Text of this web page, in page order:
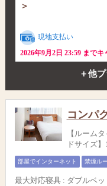
＞
現地支払い
2026年9月2日 23:59 まで
＋他
コンパ
【ルーム
ドサイズ】
部屋でインターネット 禁煙ル
最大対応寝具 : ダブルベッ